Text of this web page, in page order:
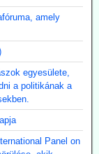
amely
egyesülete,
a politikának a
Panel on